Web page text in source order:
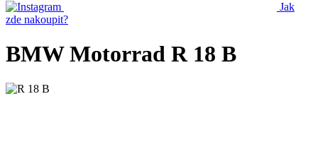
Jak
zde nakoupit?
BMW Motorrad R 18 B